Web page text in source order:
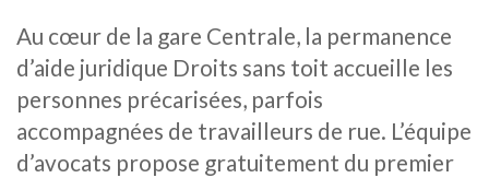
Au cœur de la gare Centrale, la permanence
d’aide juridique Droits sans toit accueille les
personnes précarisées, parfois
accompagnées de travailleurs de rue. L’équipe
d’avocats propose gratuitement du premier